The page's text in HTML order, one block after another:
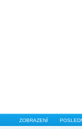
ZOBRAZENÍ